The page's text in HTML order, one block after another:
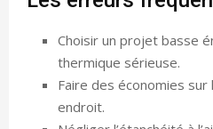
Choisir un projet basse
thermique sérieuse.
Faire des économies sur
endroit.